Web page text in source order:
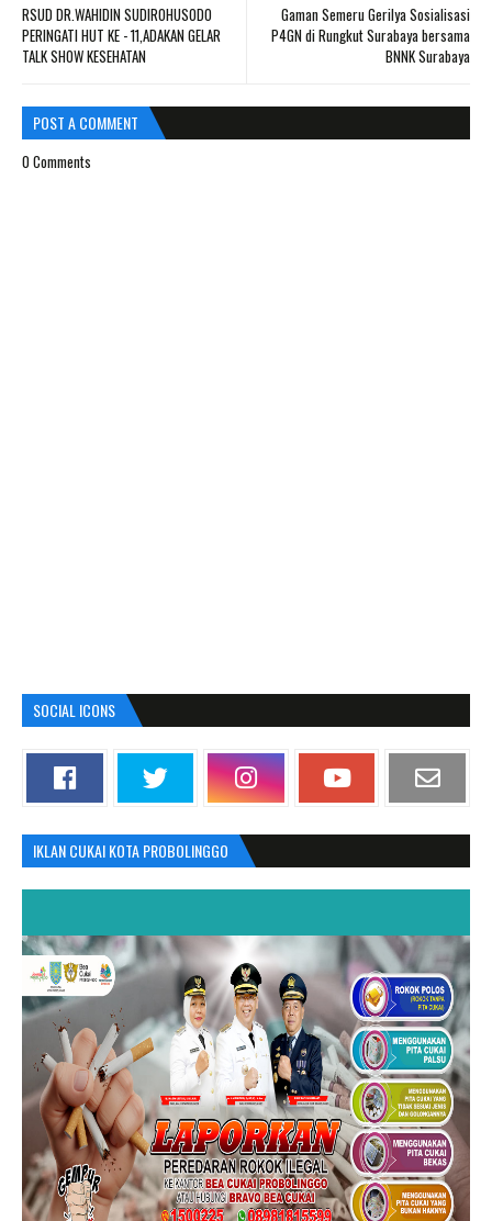
Gaman Semeru Gerilya Sosialisasi
P4GN di Rungkut Surabaya bersama
BNNK Surabaya
RSUD DR.WAHIDIN SUDIROHUSODO
PERINGATI HUT KE - 11,ADAKAN GELAR
TALK SHOW KESEHATAN
POST A COMMENT
0 Comments
SOCIAL ICONS
IKLAN CUKAI KOTA PROBOLINGGO